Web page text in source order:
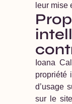
leur mise
Ioana
propriété
d’usage
sur le